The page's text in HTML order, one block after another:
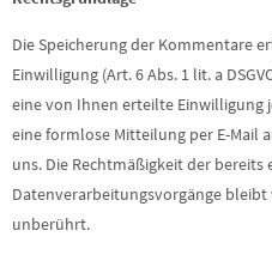
Die Speicherung der Kommentare
Einwilligung (Art. 6 Abs. 1 lit. a
eine von Ihnen erteilte Einwilligung
eine formlose Mitteilung per E-Mail
uns. Die Rechtmäßigkeit der bereits
Datenverarbeitungsvorgänge
unberührt.